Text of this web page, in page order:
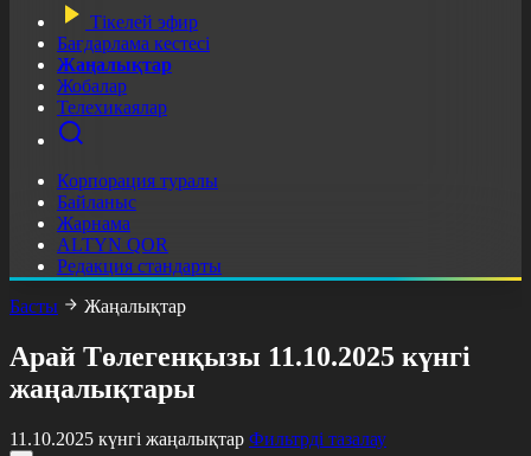
Тікелей эфир
Бағдарлама кестесі
Жаңалықтар
Жобалар
Телехикаялар
Корпорация туралы
Байланыс
Жарнама
ALTYN QOR
Редакция стандарты
Басты
Жаңалықтар
Арай Төлегенқызы 11.10.2025 күнгі
жаңалықтары
11.10.2025 күнгі жаңалықтар Фильтрді тазалау